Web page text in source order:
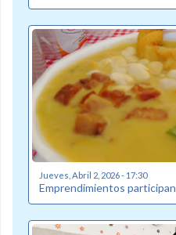
Jueves, Abril 2, 2026 - 17:30
Emprendimientos